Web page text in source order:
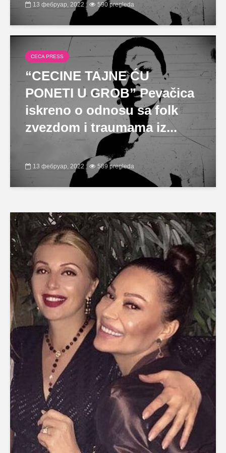
13 фебруар, 2022 590 pregleda
CECA PRESS
“CECINE TAJNE ĆU
PONETI U GROB” Pevačica
iskreno o odnosu sa folk
zvezdom i traumama iz...
13 фебруар, 2022 589 pregleda